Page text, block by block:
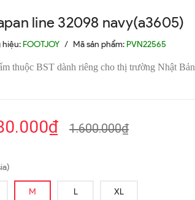
line 32098 navy(a3605)
hiệu: FOOTJOY / Mã sản phẩm: PVN22565
thuộc BST dành riêng cho thị trường Nhật Bản
1.600.000₫
M L XL